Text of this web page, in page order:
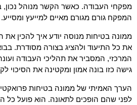
מפקחי העבודה. כאשר הקשר מנוהל נכון,
המפקח גורם מגורם מאיים למייעץ ומסייע.
ממונה בטיחות מנוסה יודע איך להכין את
את כל התיעוד ולהציג בצורה מסודרת.
המרכזי, המסביר את תהליכי העבודה
גישה כזו בונה אמון ומקטינה את הסיכוי
הערך האמיתי של ממונה בטיחות
לפני שהם הופכים לתאונה. הוא פועל כל